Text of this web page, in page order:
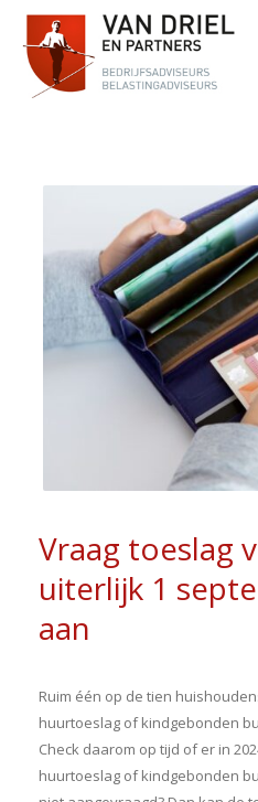
Vraag toeslag
uiterlijk 1
aan
Ruim één op de tien
huurtoeslag of kindgebonden
Check daarom op tijd of er in
huurtoeslag of kindgebonden